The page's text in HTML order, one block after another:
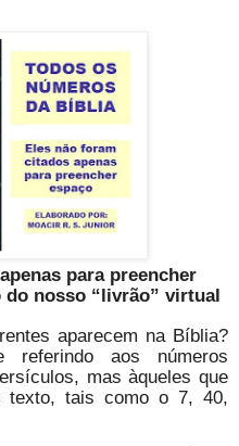
para preencher
nosso “livrão” virtual
aparecem na Bíblia?
aos números
mas àqueles que
texto, tais como o 7, 40,